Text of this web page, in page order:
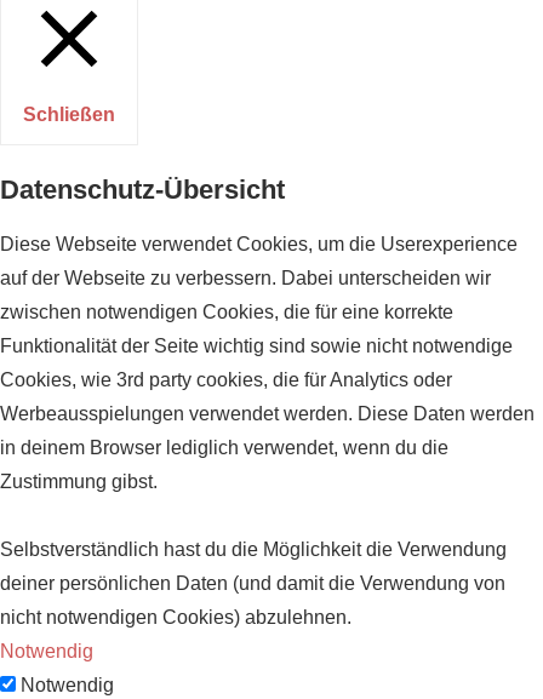
Schließen
Datenschutz-Übersicht
Diese Webseite verwendet Cookies, um die Userexperience
auf der Webseite zu verbessern. Dabei unterscheiden wir
zwischen notwendigen Cookies, die für eine korrekte
Funktionalität der Seite wichtig sind sowie nicht notwendige
Cookies, wie 3rd party cookies, die für Analytics oder
Werbeausspielungen verwendet werden. Diese Daten werden
in deinem Browser lediglich verwendet, wenn du die
Zustimmung gibst.
Selbstverständlich hast du die Möglichkeit die Verwendung
deiner persönlichen Daten (und damit die Verwendung von
nicht notwendigen Cookies) abzulehnen.
Notwendig
Notwendig